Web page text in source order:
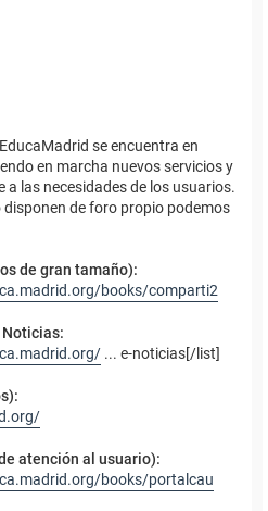
se encuentra en
en marcha nuevos servicios y
las necesidades de los usuarios.
disponen de foro propio podemos
de gran tamaño):
books/comparti2
... e-noticias[/list]
atención al usuario):
books/portalcau